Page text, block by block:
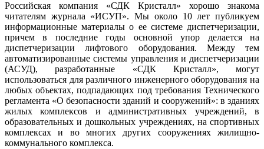
Российская компания «СДК Кристалл» хорошо знакома
читателям журнала «ИСУП». Мы около 10 лет публикуем
информационные материалы о ее системе диспетчеризации,
причем в последние го­ды основной упор делается на
диспетчеризации лифтового оборудования. Между тем
автоматизированные системы управления и диспетчеризации
(АСУД), разработанные «СДК Кристалл», могут
использоваться для различного инженерного оборудования на
любых объектах, подпадающих под требования Технического
регламента «О безопасности зданий и сооружений»: в зданиях
жилых комплексов и административных учреждений, в
образовательных и дошкольных учреждениях, на спортивных
комплексах и во многих других сооружениях жилищно-
коммунального комплекса.